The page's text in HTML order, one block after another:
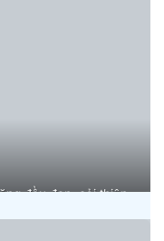
đều đẹp, cải thiện